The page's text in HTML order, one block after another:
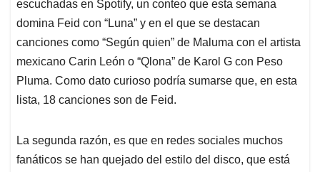
escuchadas en Spotify, un conteo que esta semana
domina Feid con “Luna” y en el que se destacan
canciones como “Según quien” de Maluma con el artista
mexicano Carin León o “Qlona” de Karol G con Peso
Pluma. Como dato curioso podría sumarse que, en esta
lista, 18 canciones son de Feid.
La segunda razón, es que en redes sociales muchos
fanáticos se han quejado del estilo del disco, que está